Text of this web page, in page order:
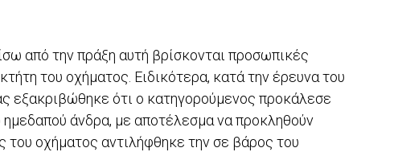
από την πράξη αυτή βρίσκονται προσωπικές
του οχήματος. Ειδικότερα, κατά την έρευνα του
εξακριβώθηκε ότι ο κατηγορούμενος προκάλεσε
ημεδαπού άνδρα, με αποτέλεσμα να προκληθούν
του οχήματος αντιλήφθηκε την σε βάρος του